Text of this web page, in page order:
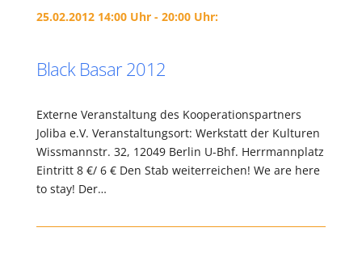
25.02.2012 14:00 Uhr - 20:00 Uhr:
Black Basar 2012
Externe Veranstaltung des Kooperationspartners
Joliba e.V. Veranstaltungsort: Werkstatt der Kulturen
Wissmannstr. 32, 12049 Berlin U-Bhf. Herrmannplatz
Eintritt 8 €/ 6 € Den Stab weiterreichen! We are here
to stay! Der…